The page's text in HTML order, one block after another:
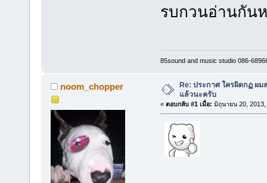
รบกวนอ่านกัน
85sound and music studio 086-
noom_chopper
Re: ประกาศ ใครผิดกฏ ผ
แล้วนะครับ
« ตอบกลับ #1 เมื่อ: มิถุนายน 20, 2013,